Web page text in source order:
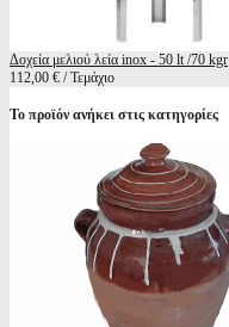
Δοχεία μελιού λεία inox - 50 lt /70 kgr
112,00 € / Τεμάχιο
Το προϊόν ανήκει στις κατηγορίες